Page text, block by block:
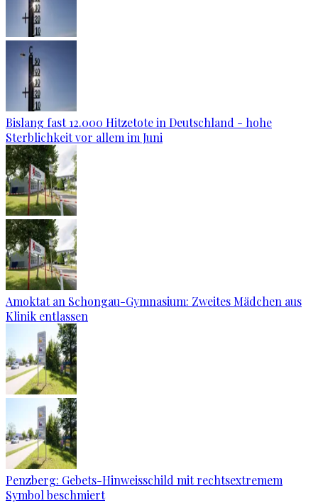
Bislang fast 12.000 Hitzetote in Deutschland - hohe
Sterblichkeit vor allem im Juni
Amoktat an Schongau-Gymnasium: Zweites Mädchen aus
Klinik entlassen
Penzberg: Gebets-Hinweisschild mit rechtsextremem
Symbol beschmiert